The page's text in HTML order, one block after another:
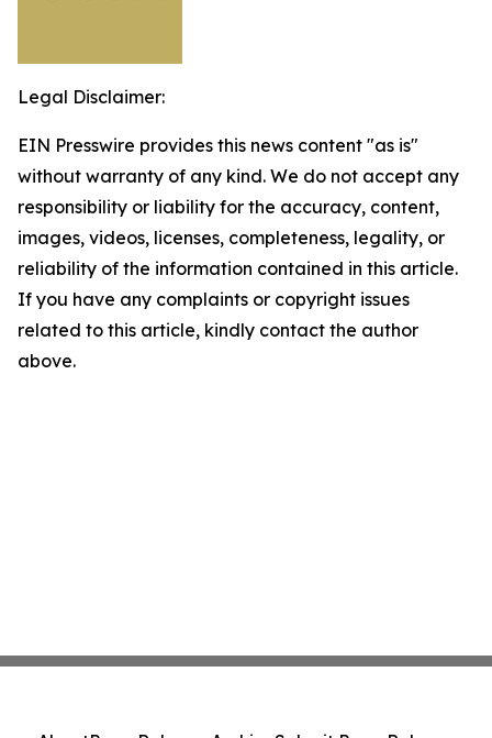
Legal Disclaimer:
EIN Presswire provides this news content "as is"
without warranty of any kind. We do not accept any
responsibility or liability for the accuracy, content,
images, videos, licenses, completeness, legality, or
reliability of the information contained in this article.
If you have any complaints or copyright issues
related to this article, kindly contact the author
above.